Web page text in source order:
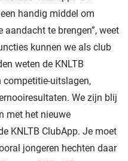
handig middel om
te brengen”, weet
kunnen we als club
weten de KNLTB
competitie-uitslagen,
We zijn blij
met het nieuwe
KNLTB ClubApp. Je moet
jongeren hechten daar